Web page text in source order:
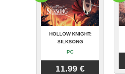
HOLLOW KNIGHT:
SILKSONG
PC
11.99 €